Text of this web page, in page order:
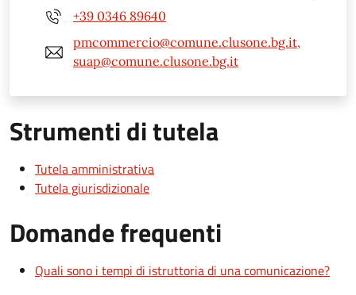
+39 0346 89640
pmcommercio@comune.clusone.bg.it,
suap@comune.clusone.bg.it
Strumenti di tutela
Tutela amministrativa
Tutela giurisdizionale
Domande frequenti
Quali sono i tempi di istruttoria di una comunicazione?